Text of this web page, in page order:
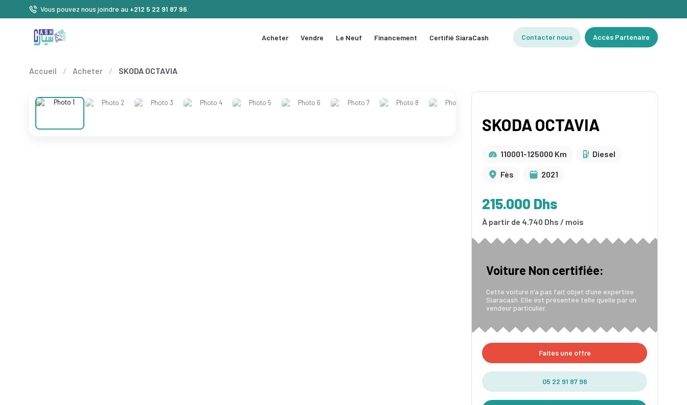
Vous pouvez nous joindre au +212 5 22 91 87 96
Acheter Vendre Le Neuf Financement Certifié SiaraCash Contacter nous Accès Partenaire
Accueil / Acheter / SKODA OCTAVIA
SKODA OCTAVIA
110001-125000 Km Diesel
Fès 2021
215.000 Dhs
À partir de 4.740 Dhs / mois
Voiture Non certifiée:
Cette voiture n’a pas fait objet d’une expertise
Siaracash. Elle est présentée telle quelle par un
vendeur particulier.
Faites une offre
05 22 91 87 96